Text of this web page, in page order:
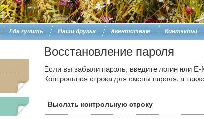
Где купить Наши друзья Агентствам Контакты
Восстановление пароля
Если вы забыли пароль, введите логин или E-
Контрольная строка для смены пароля, а
Выслать контрольную строку